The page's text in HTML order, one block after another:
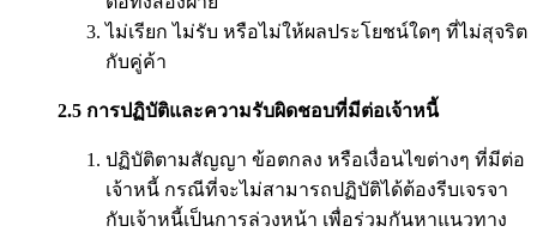
ไม่เรียก ไม่รับ หรือไม่ให้ผลประโยชน์ใดๆ ที่ไม่สุจริต
กับคู่ค้า
2.5 การปฏิบัติและความรับผิดชอบที่มีต่อเจ้าหนี้
ปฏิบัติตามสัญญา ข้อตกลง หรือเงื่อนไขต่างๆ ที่มีต่อ
เจ้าหนี้ กรณีที่จะไม่สามารถปฏิบัติได้ต้องรีบเจรจา
กับเจ้าหนี้เป็นการล่วงหน้า เพื่อร่วมกันหาแนวทาง